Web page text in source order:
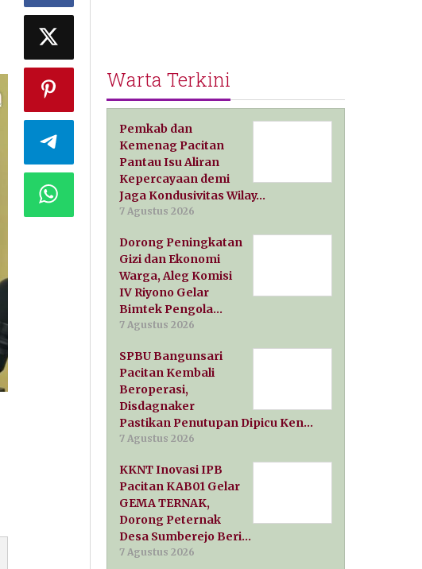
Warta Terkini
Pemkab dan
Kemenag Pacitan
Pantau Isu Aliran
Kepercayaan demi
Jaga Kondusivitas Wilay…
7 Agustus 2026
Dorong Peningkatan
Gizi dan Ekonomi
Warga, Aleg Komisi
IV Riyono Gelar
Bimtek Pengola…
7 Agustus 2026
SPBU Bangunsari
Pacitan Kembali
Beroperasi,
Disdagnaker
Pastikan Penutupan Dipicu Ken…
7 Agustus 2026
KKNT Inovasi IPB
Pacitan KAB01 Gelar
GEMA TERNAK,
Dorong Peternak
Desa Sumberejo Beri…
7 Agustus 2026